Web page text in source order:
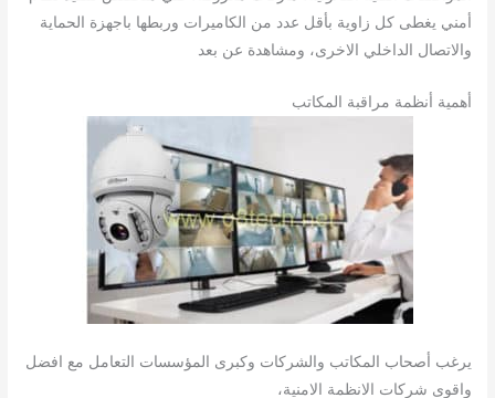
أمني يغطى كل زاوية بأقل عدد من الكاميرات وربطها باجهزة الحماية
والاتصال الداخلي الاخرى، ومشاهدة عن بعد
أهمية أنظمة مراقبة المكاتب
يرغب أصحاب المكاتب والشركات وكبرى المؤسسات التعامل مع افضل
واقوى شركات الانظمة الامنية،